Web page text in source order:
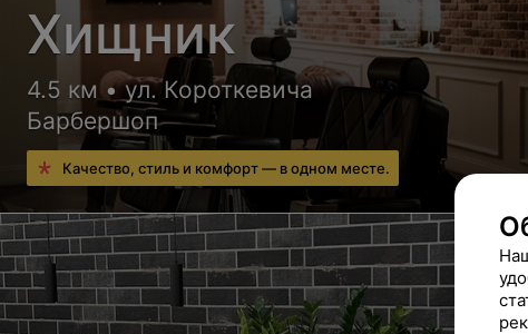
Хищник
4.5 км • ул. Короткевича
Барбершоп
Качество, стиль и комфорт — в одном месте.